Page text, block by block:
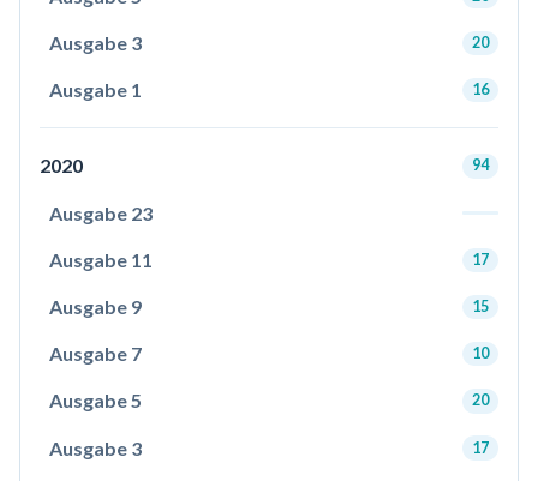
Ausgabe 3 20
Ausgabe 1 16
2020 94
Ausgabe 23
Ausgabe 11 17
Ausgabe 9 15
Ausgabe 7 10
Ausgabe 5 20
Ausgabe 3 17